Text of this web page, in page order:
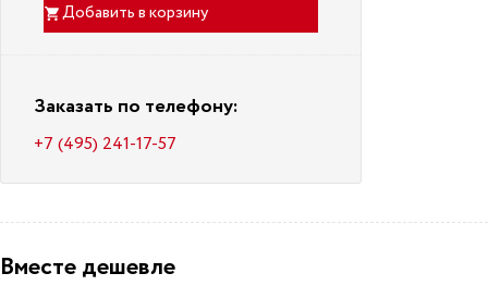
Добавить в корзину
Заказать по телефону:
+7 (495) 241-17-57
Вместе дешевле